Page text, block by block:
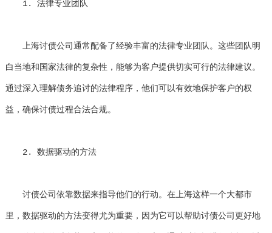
1. 法律专业团队
上海讨债公司通常配备了经验丰富的法律专业团队。这些团队明
白当地和国家法律的复杂性，能够为客户提供切实可行的法律建议。
通过深入理解债务追讨的法律程序，他们可以有效地保护客户的权
益，确保讨债过程合法合规。
2. 数据驱动的方法
讨债公司依靠数据来指导他们的行动。在上海这样一个大都市
里，数据驱动的方法变得尤为重要，因为它可以帮助讨债公司更好地